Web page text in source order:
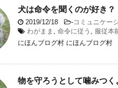
犬は命令を聞くのが好き？
2019/12/18 -コミュニケー
わがまま
命令に従う 服従本
にほんブログ村 にほんブログ村
物を守ろうとして噛みつく